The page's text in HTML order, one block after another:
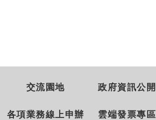
交流園地 政府資訊公開
各項業務線上申辦 雲端發票專區